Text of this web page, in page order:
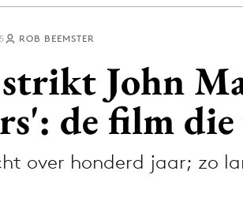
Media
ROB BEEMSTER
John
de film
over honderd jaar; zo